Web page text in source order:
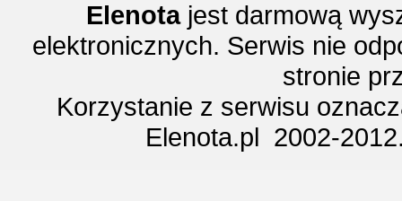
Elenotajest darmową
elektronicznych. Serwis nie
stronie
Korzystanie z serwisu
Elenota.pl 2002-